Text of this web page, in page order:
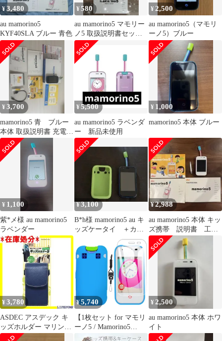
¥3,480
au mamorino5
KYF40SLA ブルー 青色
¥580
au mamorino5 マモリー
ノ5 取扱説明書セッ
ト 工具付き
¥2,500
au mamorino5（マモリ
ーノ5）ブルー
¥3,700
mamorino5 青 ブルー
本体 取扱説明書 充電ケ
ーブル付き
¥5,500
au mamorino5 ラベンダ
ー 新品未使用
¥ 1,000
mamorino5 本体 ブルー
¥ 1,100
紫*メ様 au mamorino5
ラベンダー
¥3,100
B*h様 mamorino5 au キ
ッズケータイ ＋カバ
¥2,988
au mamorino5 本体 キッ
ズ携帯 説明書 工具
付き
¥ 3,780
ASDEC アスデック キ
ッズホルダー マリンブ
ルー カラビナ付き 子供
¥5,740
【1枚セット for マモリ
ーノ5 / Mamorino5
KYF40 ガラス フィルム
¥ 2,500
au mamorino5 本体 ホワ
イト